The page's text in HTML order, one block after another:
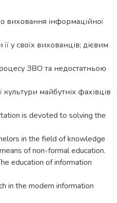
виховання інформаційної
у своїх вихованців; дієвим
ЗВО та недостатньою
майбутніх фахівців
is devoted to solving the
in the field of knowledge
of non-formal education.
education of information
in the modern information